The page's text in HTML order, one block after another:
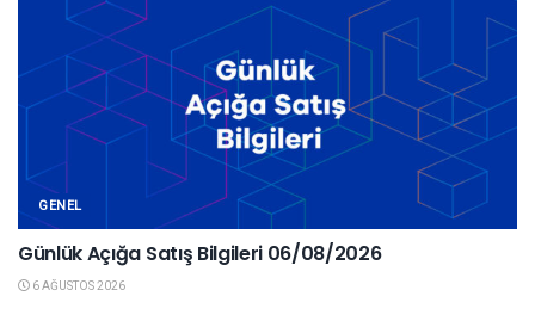
GENEL
Günlük Açığa Satış Bilgileri 06/08/2026
6 AĞUSTOS 2026